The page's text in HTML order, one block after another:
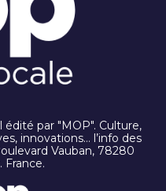
par "MOP". Culture,
innovations… l’info des
Vauban, 78280
France.